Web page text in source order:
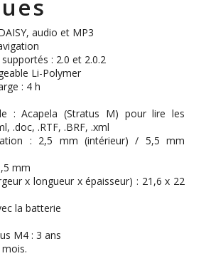
audio et MP3
: 2.0 et 2.0.2
Li-Polymer
: 4 h
: Acapela (Stratus M) pour lire les
.doc, .RTF, .BRF, .xml
: 2,5 mm (intérieur) / 5,5 mm
mm
x longueur x épaisseur) : 21,6 x 22
la batterie
M4 : 3 ans